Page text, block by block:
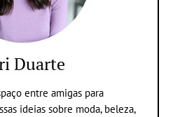
Duarte
entre amigas para
ideias sobre moda, beleza,